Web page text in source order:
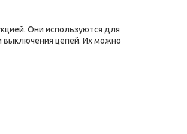
Они используются для
выключения цепей. Их можно